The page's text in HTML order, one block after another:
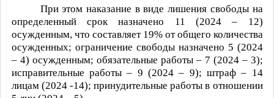
При этом наказание в виде лишения свободы на
определенный срок назначено 11 (2024 – 12)
осужденным, что составляет 19% от общего количества
осужденных; ограничение свободы назначено 5 (2024
– 4) осужденным; обязательные работы – 7 (2024 – 3);
исправительные работы – 9 (2024 – 9); штраф – 14
лицам (2024 -14); принудительные работы в отношении